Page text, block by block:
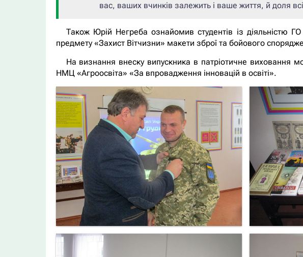
вас, ваших вчинків залежить і ваше життя, й доля
Також Юрій Негреба ознайомив студентів із діяльністю
предмету «Захист Вітчизни» макети зброї та бойового
На визнання внеску випускника в патріотичне виховання
НМЦ «Агроосвіта» «За впровадження інновацій в освіті».